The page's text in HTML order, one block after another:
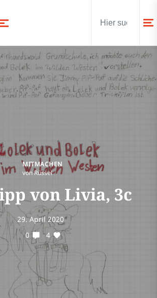
MITMACHEN
von Rüssel
von Livia, 3c
29. April 2020
0
4